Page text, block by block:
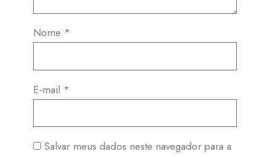
Nome *
E-mail *
Salvar meus dados neste navegador para a